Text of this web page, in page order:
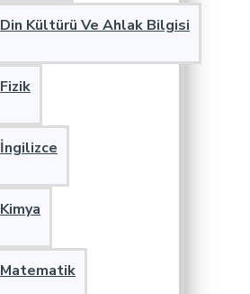
Din Kültürü Ve Ahlak Bilgisi
Fizik
İngilizce
Kimya
Matematik